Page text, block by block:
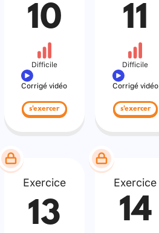
10
Difficile
Corrigé vidéo
s'exercer
11
Difficile
Corrigé vidéo
s'exercer
Exercice
13
Exercice
14